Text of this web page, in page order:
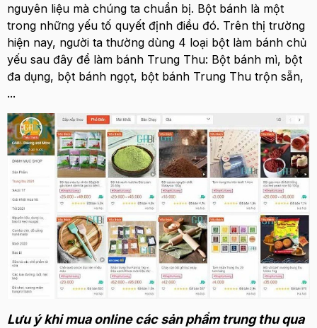
nguyên liệu mà chúng ta chuẩn bị. Bột bánh là một
trong những yếu tố quyết định điều đó. Trên thị trường
hiện nay, người ta thường dùng 4 loại bột làm bánh chủ
yếu sau đây để làm bánh Trung Thu: Bột bánh mì, bột
đa dụng, bột bánh ngọt, bột bánh Trung Thu trộn sẵn,
...
Lưu ý khi mua online các sản phẩm trung thu qua